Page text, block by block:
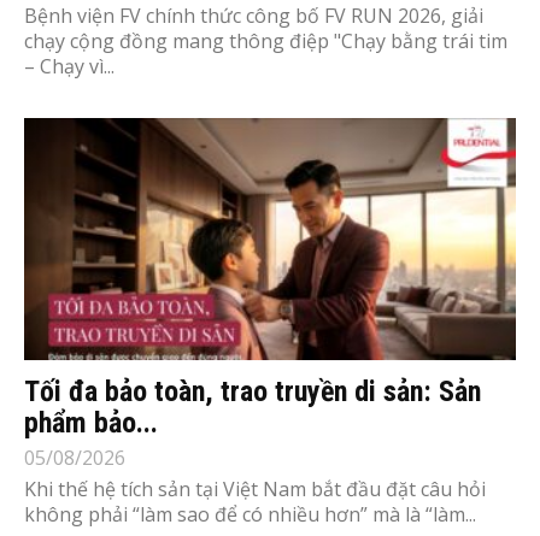
Bệnh viện FV chính thức công bố FV RUN 2026, giải
chạy cộng đồng mang thông điệp "Chạy bằng trái tim
– Chạy vì...
Tối đa bảo toàn, trao truyền di sản: Sản
phẩm bảo...
05/08/2026
Khi thế hệ tích sản tại Việt Nam bắt đầu đặt câu hỏi
không phải “làm sao để có nhiều hơn” mà là “làm...